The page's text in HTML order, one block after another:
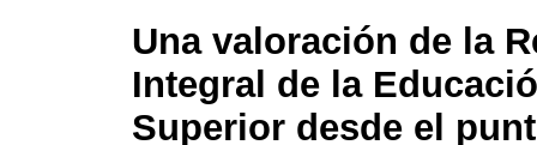
Una valoración de la
Integral de la
Superior desde el